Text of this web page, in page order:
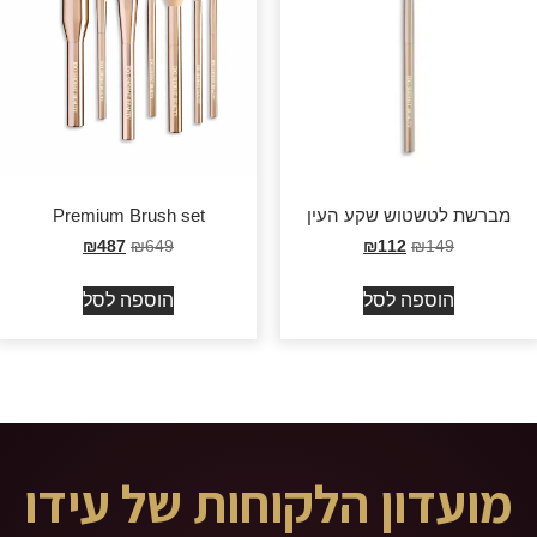
מברשת לטשטוש שקע העין
₪149
₪112
הוספה לסל
Premium Brush set
₪649
₪487
הוספה לסל
מועדון הלקוחות של עידו